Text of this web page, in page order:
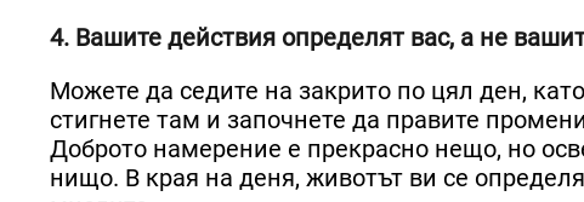
4. Вашите действия определят вас, а не
Можете да седите на закрито по цял ден,
стигнете там и започнете да правите
Доброто намерение е прекрасно нещо, но
нищо. В края на деня, животът ви се